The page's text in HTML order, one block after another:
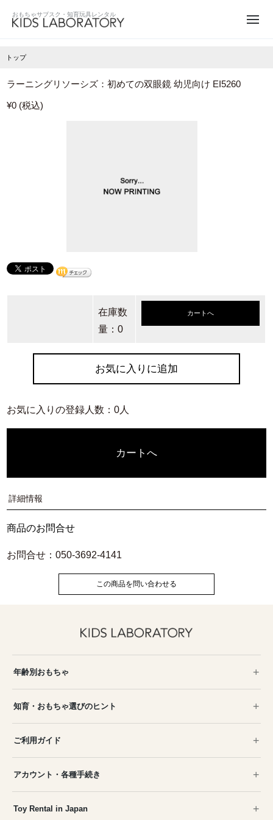
トップ
ラーニングリソーシズ：初めての双眼鏡 幼児向け EI5260
¥0 (税込)
在庫数
量：0
カートへ
お気に入りに追加
お気に入りの登録人数：0人
カートへ
詳細情報
商品のお問合せ
お問合せ：050-3692-4141
この商品を問い合わせる
年齢別おもちゃ
知育・おもちゃ選びのヒント
ご利用ガイド
アカウント・各種手続き
Toy Rental in Japan